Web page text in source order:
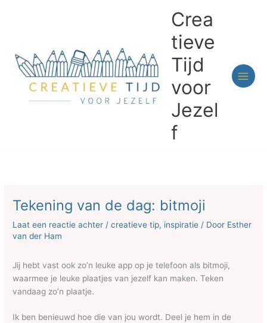
Crea
tieve
Tijd
voor
Jezel
f
Tekening van de dag: bitmoji
Laat een reactie achter /creatieve tip, inspiratie / Door Esther
van der Ham
Jij hebt vast ook zo’n leuke app op je telefoon als bitmoji,
waarmee je leuke plaatjes van jezelf kan maken. Teken
vandaag zo’n plaatje.
Ik ben benieuwd hoe die van jou wordt. Deel je hem in de